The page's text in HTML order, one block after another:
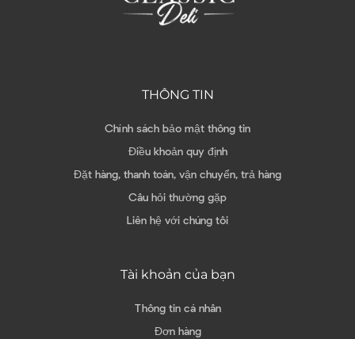
THÔNG TIN
Chính sách bảo mật thông tin
Điều khoản quy định
Đặt hàng, thanh toán, vận chuyển, trả hàng
Câu hỏi thường gặp
Liên hệ với chúng tôi
Tài khoản của bạn
Thông tin cá nhân
Đơn hàng